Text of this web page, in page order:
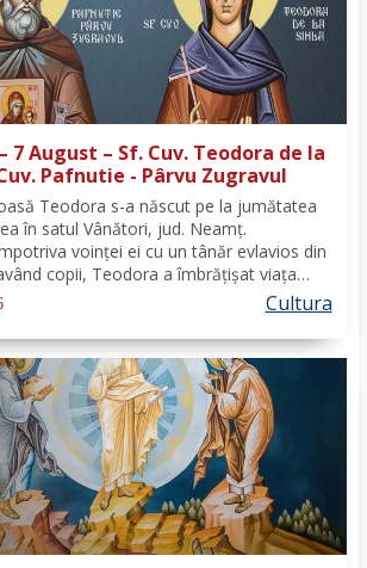
7 August – Sf. Cuv. Teodora de la
Pafnutie - Pârvu Zugravul
Teodora s-a născut pe la jumătatea
în satul Vânători, jud. Neamţ.
voinţei ei cu un tânăr evlavios din
copii, Teodora a îmbrăţişat viaţa
Schitul Vărzăreşti, Vrancea, iar soţul ei,
s-a călugărit la...
Cultura